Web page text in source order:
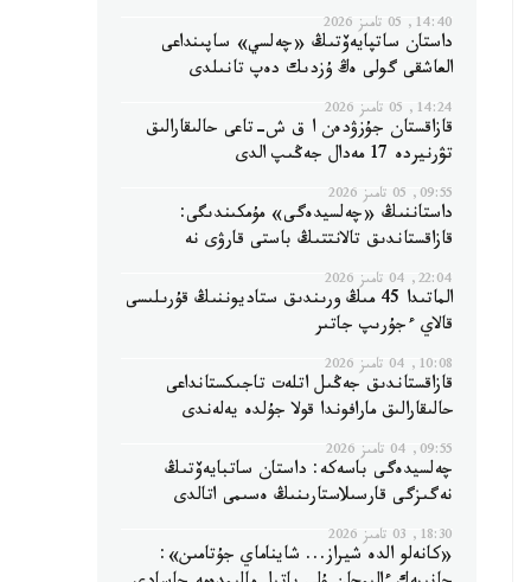
14:40, 05 تامىز 2026
داستان ساتپايەۆتىڭ «چەلسي» ساپىنداعى
العاشقى گولى ەڭ ۇزدىك دەپ تانىلدى
14:24, 05 تامىز 2026
قازاقستان جۇزۋدەن ا ق ش-تاعى حالىقارالىق
تۋرنيردە 17 مەدال جەڭىپ الدى
09:55, 05 تامىز 2026
داستاننىڭ «چەلسيدەگى» مۇمكىندىگى:
قازاقستاندىق تالانتتىڭ باستى قارۋى نە
22:04, 04 تامىز 2026
الماتىدا 45 مىڭ ورىندىق ستاديوننىڭ قۇرىلىسى
قالاي ءجۇرىپ جاتىر
10:08, 04 تامىز 2026
قازاقستاندىق جەڭىل اتلەت تاجىكستانداعى
حالىقارالىق مارافوندا قولا جۇلدە يەلەندى
09:55, 04 تامىز 2026
چەلسيدەگى باسەكە: داستان ساتبايەۆتىڭ
نەگىزگى قارسىلاستارىنىڭ ەسىمى اتالدى
18:30, 03 تامىز 2026
«كانەلو الدە شيراز... شايناماي جۇتامىن»: